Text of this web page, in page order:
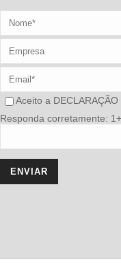
Aceito a
Responda corretamente: